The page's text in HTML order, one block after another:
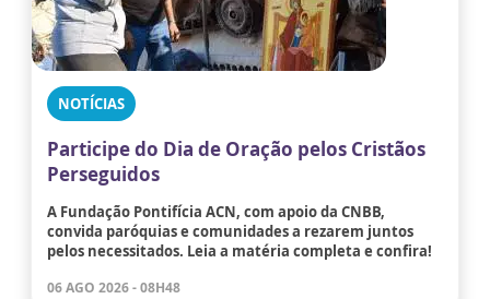
NOTÍCIAS
Participe do Dia de Oração pelos Cristãos
Perseguidos
A Fundação Pontifícia ACN, com apoio da CNBB,
convida paróquias e comunidades a rezarem juntos
pelos necessitados. Leia a matéria completa e confira!
06 AGO 2026 - 08H48